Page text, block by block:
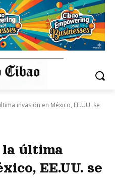
invasión en México, EE.UU. se
la última
EE.UU. se